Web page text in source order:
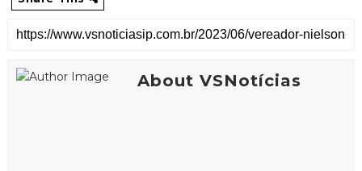
About VSNotícias